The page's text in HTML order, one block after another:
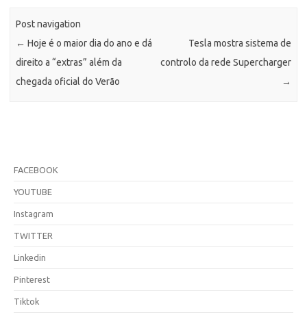
Post navigation
← Hoje é o maior dia do ano e dá
direito a “extras” além da
chegada oficial do Verão
Tesla mostra sistema de
controlo da rede Supercharger
→
FACEBOOK
YOUTUBE
Instagram
TWITTER
Linkedin
Pinterest
Tiktok